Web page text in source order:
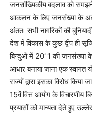
जनसांख्यिकीय बदलाव को
आकलन के लिए जनसंख्या के
अंततः सभी नागरिकों की
देश में विकास के कुछ द्वीप ही
बिन्दुओं में 2011 की जनसंख्या के
आधार बनाया जाना एक
राज्यों द्वारा इसका विरोध
15वें वित्त आयोग के विचारणीय
प्रयासों को मान्यता देते हुए